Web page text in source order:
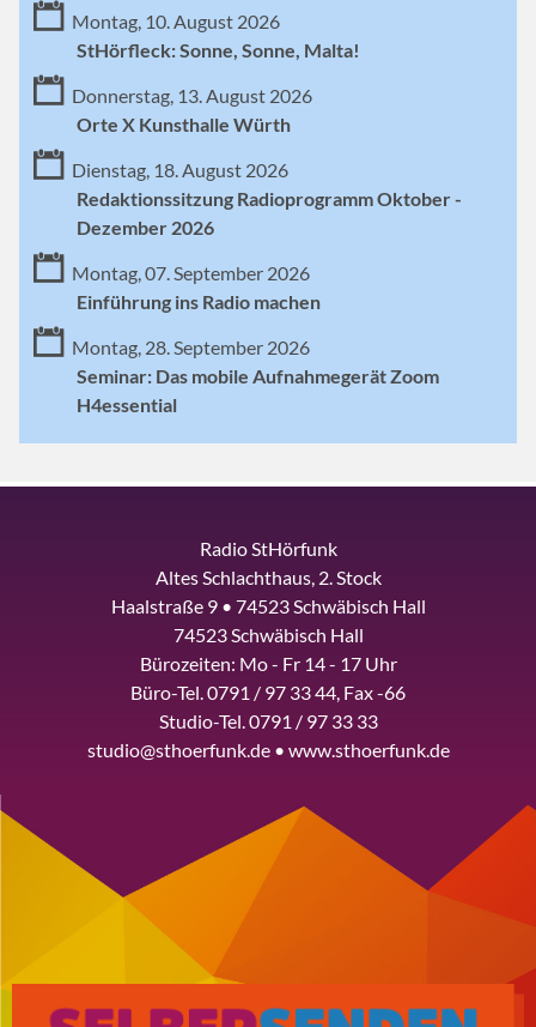
Montag, 10. August 2026
StHörfleck: Sonne, Sonne, Malta!
Donnerstag, 13. August 2026
Orte X Kunsthalle Würth
Dienstag, 18. August 2026
Redaktionssitzung Radioprogramm Oktober -
Dezember 2026
Montag, 07. September 2026
Einführung ins Radio machen
Montag, 28. September 2026
Seminar: Das mobile Aufnahmegerät Zoom
H4essential
Radio StHörfunk
Altes Schlachthaus, 2. Stock
Haalstraße 9 • 74523 Schwäbisch Hall
74523 Schwäbisch Hall
Bürozeiten: Mo - Fr 14 - 17 Uhr
Büro-Tel. 0791 / 97 33 44, Fax -66
Studio-Tel. 0791 / 97 33 33
studio@sthoerfunk.de • www.sthoerfunk.de